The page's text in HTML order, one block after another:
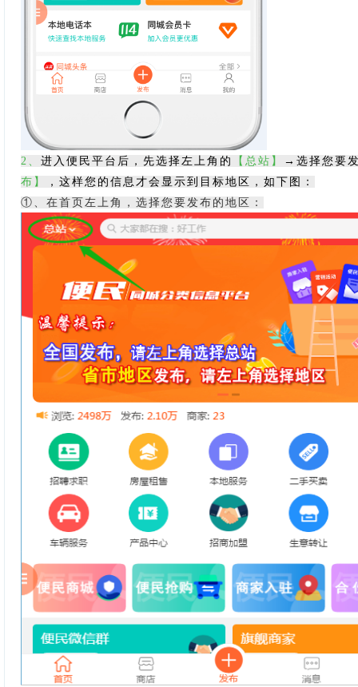
2 、 进入便民平台后，先选择左上角的 【总站】
→选择您要
布】
，这样您的信息才会显示到目标地区，如下图：
①、在首页左上角，选择您要发布的地区：